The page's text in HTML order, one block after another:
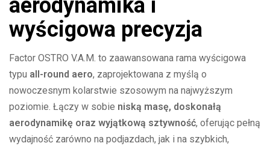
aerodynamika i
wyścigowa precyzja
Factor OSTRO V.A.M. to zaawansowana rama wyścigowa
typu all-round aero, zaprojektowana z myślą o
nowoczesnym kolarstwie szosowym na najwyższym
poziomie. Łączy w sobie niską masę, doskonałą
aerodynamikę oraz wyjątkową sztywność, oferując pełną
wydajność zarówno na podjazdach, jak i na szybkich,